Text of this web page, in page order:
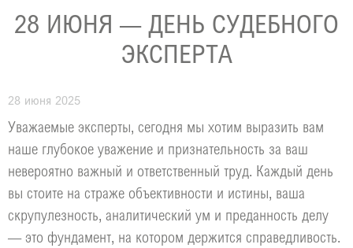
28 ИЮНЯ — ДЕНЬ СУДЕБНОГО
ЭКСПЕРТА
28 июня 2025
Уважаемые эксперты, сегодня мы хотим выразить вам
наше глубокое уважение и признательность за ваш
невероятно важный и ответственный труд. Каждый день
вы стоите на страже объективности и истины, ваша
скрупулезность, аналитический ум и преданность делу
— это фундамент, на котором держится справедливость.